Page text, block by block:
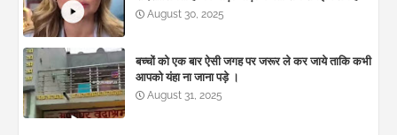
August 30, 2025
बच्चों को एक बार ऐसी जगह पर जरूर ले कर जाये ताकि कभी
आपको यंहा ना जाना पड़े ।
August 31, 2025